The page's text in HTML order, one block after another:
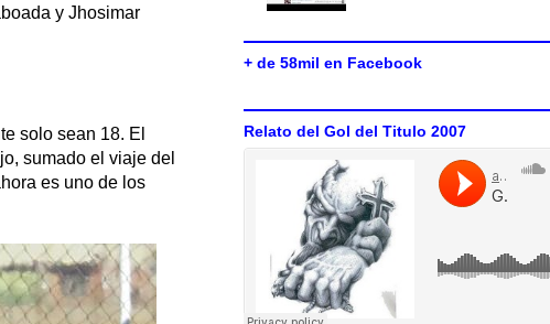
y Jhosimar
solo sean 18. El
sumado el viaje del
es uno de los
+ de 58mil en Facebook
Relato del Gol del Titulo 2007